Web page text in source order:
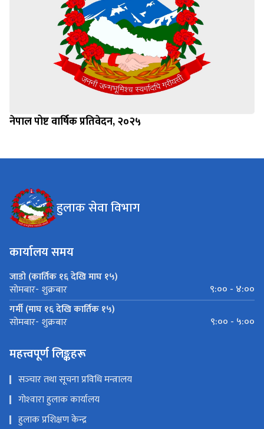
नेपाल पोष्ट वार्षिक प्रतिवेदन, २०२५
हुलाक सेवा विभाग
कार्यालय समय
जाडो (कार्तिक १६ देखि माघ १५)
सोमबार- शुक्रबार
९:०० - ४:००
गर्मी (माघ १६ देखि कार्तिक १५)
सोमबार- शुक्रबार ९:०० - ५:००
महत्त्वपूर्ण लिङ्कहरू
सञ्‍चार तथा सूचना प्रविधि मन्त्रालय
गोश्‍वारा हुलाक कार्यालय
हुलाक प्रशिक्षण केन्द्र